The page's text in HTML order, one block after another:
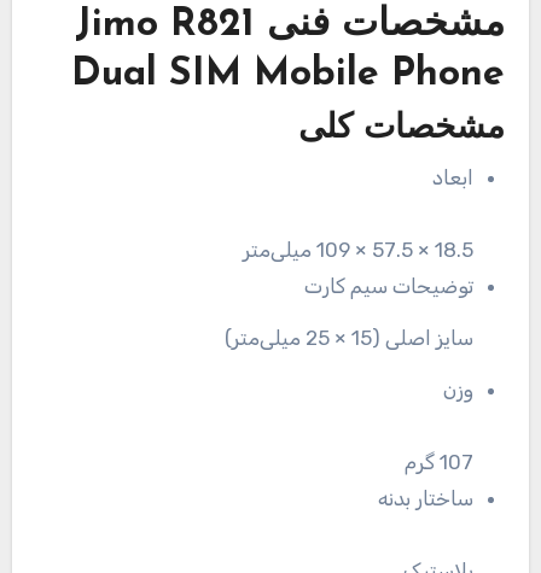
مشخصات فنی Jimo R821
Dual SIM Mobile Phone
مشخصات کلی
ابعاد
18.5 × 57.5 × 109 میلی‌متر
توضیحات سیم کارت
سایز اصلی (15 × 25 میلی‌متر)
وزن
107 گرم
ساختار بدنه